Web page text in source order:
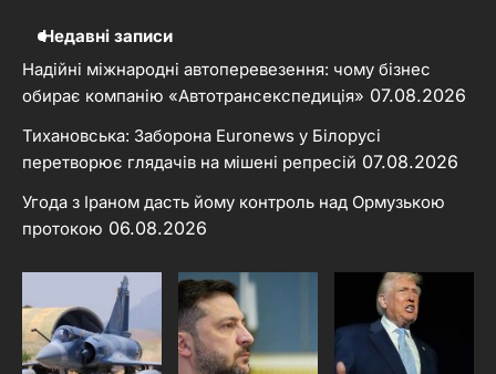
Недавні записи
Надійні міжнародні автоперевезення: чому бізнес
обирає компанію «Автотрансекспедиція» 07.08.2026
Тихановська: Заборона Euronews у Білорусі
перетворює глядачів на мішені репресій 07.08.2026
Угода з Іраном дасть йому контроль над Ормузькою
протокою 06.08.2026